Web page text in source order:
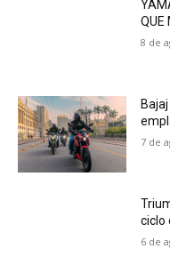
QUE
8 de
7 de
ciclo
6 de